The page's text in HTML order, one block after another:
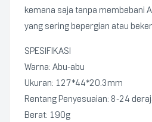
kemana saja tanpa membebani
yang sering bepergian atau
SPESIFIKASI
Warna: Abu-abu
Ukuran: 127*44*20.3mm
Rentang Penyesuaian: 8-24
Berat: 190g